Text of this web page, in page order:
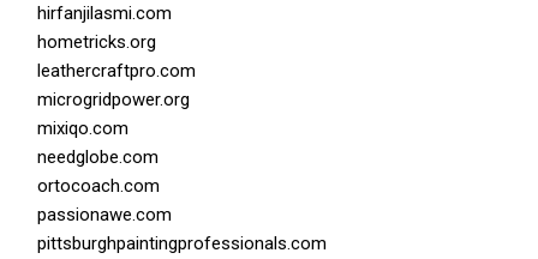
hirfanjilasmi.com
hometricks.org
leathercraftpro.com
microgridpower.org
mixiqo.com
needglobe.com
ortocoach.com
passionawe.com
pittsburghpaintingprofessionals.com